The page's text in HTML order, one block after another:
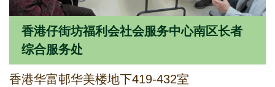
香港仔街坊福利会社会服务中心南区长者
综合服务处
香港华富邨华美楼地下419-432室